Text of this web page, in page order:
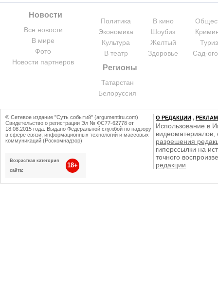
Новости
Все новости
В мире
Фото
Новости партнеров
Политика
Экономика
Культура
В театр
В кино
Шоубиз
Желтый
Здоровье
Сад-
Регионы
Татарстан
Белоруссия
© Сетевое издание "Суть событий" (argumentiru.com)
Свидетельство о регистрации Эл № ФС77-62778 от
18.08.2015 года. Выдано Федеральной службой по надзору
в сфере связи, информационных технологий и массовых
коммуникаций (Роскомнадзор).
Возрастная категория
сайта:
18+
О РЕДАКЦИИ ,
Использование в
видеоматериалов,
разрешения
гиперссылки на
точного
редакции